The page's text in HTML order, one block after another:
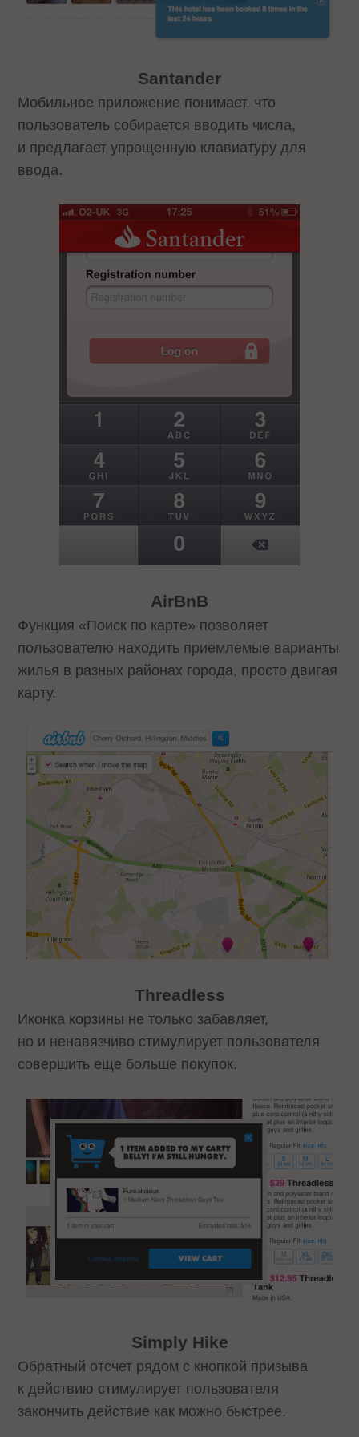
Santander
Мобильное приложение понимает, что
пользователь собирается вводить числа,
и предлагает упрощенную клавиатуру для
ввода.
AirBnB
Функция «Поиск по карте» позволяет
пользователю находить приемлемые варианты
жилья в разных районах города, просто двигая
карту.
Threadless
Иконка корзины не только забавляет,
но и ненавязчиво стимулирует пользователя
совершить еще больше покупок.
Simply Hike
Обратный отсчет рядом с кнопкой призыва
к действию стимулирует пользователя
закончить действие как можно быстрее.